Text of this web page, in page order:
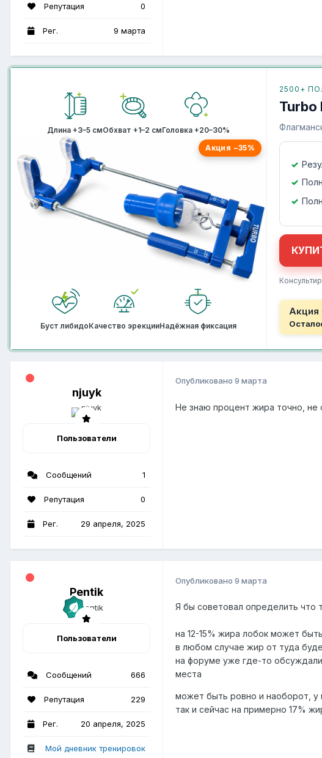
Репутация 0
Рег. 9 марта
Длина +3–5 смОбхват +1–2 смГоловка +20–30%
Акция −35%
Буст либидоКачество эрекцииНадёжная фиксация
2500+
Turbo
Акция
njuyk
Пользователи
Сообщений 1
Репутация 0
Рег. 29 апреля, 2025
Опубликовано 9 марта
Не знаю процент жира точно, не
Pentik
Пользователи
Сообщений 666
Репутация 229
Рег. 20 апреля, 2025
Мой дневник тренировок
Опубликовано 9 марта
Я бы советовал определить что
на 12-15% жира лобок может
в любом случае жир от туда
на форуме уже где-то обсуждали
места
может быть ровно и наоборот,
так и сейчас на примерно 17%